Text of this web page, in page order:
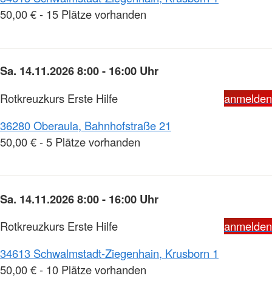
50,00 € - 15 Plätze vorhanden
Sa. 14.11.2026 8:00 - 16:00 Uhr
Rotkreuzkurs Erste Hilfe
anmelden
36280 Oberaula, Bahnhofstraße 21
50,00 € - 5 Plätze vorhanden
Sa. 14.11.2026 8:00 - 16:00 Uhr
Rotkreuzkurs Erste Hilfe
anmelden
34613 Schwalmstadt-Ziegenhain, Krusborn 1
50,00 € - 10 Plätze vorhanden